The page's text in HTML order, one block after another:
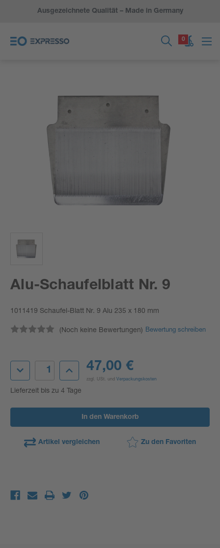
Ausgezeichnete Qualität – Made in Germany
0
Alu-Schaufelblatt Nr. 9
1011419 Schaufel-Blatt Nr. 9 Alu 235 x 180 mm
(Noch keine Bewertungen) Bewertung schreiben
Aktueller
Lagerbestand:
Menge
von
Alu-
Schaufelblatt
Nr.
verringern
von
Alu-
Schaufelblatt
Nr.
erhöhen
47,00 €
zzgl. USt. und Verpackungskosten
Lieferzeit bis zu 4 Tage
Artikel vergleichen Zu den Favoriten